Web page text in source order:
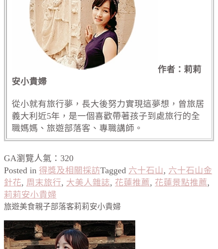
作者：莉莉
安小貴婦
從小就有旅行夢，長大後努力實現這夢想，曾旅居
義大利近5年，是一個喜歡帶著孩子到處旅行的全
職媽媽、旅遊部落客、專職講師。
GA瀏覽人氣：320
Posted in 得獎及相關採訪Tagged 六十石山, 六十石山金
針花, 周末旅行, 大美人雜誌, 花蓮推薦, 花蓮景點推薦,
莉莉安小貴婦
旅遊美食親子部落客莉莉安小貴婦